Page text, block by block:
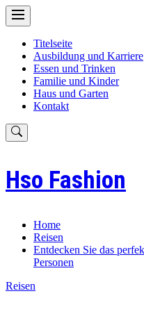
Skip
to
Titelseite
Ausbildung und Karriere
Essen und Trinken
Familie und Kinder
Haus und Garten
Kontakt
Hso Fashion
Home
Reisen
Entdecken Sie das
Personen
Reisen